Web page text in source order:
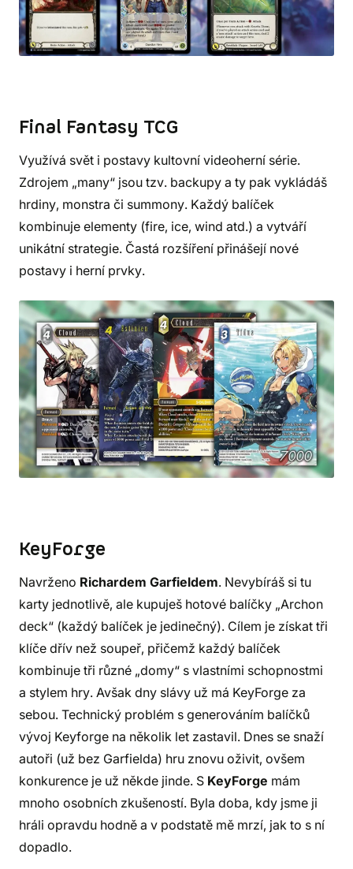
Final Fantasy TCG
Využívá svět i postavy kultovní videoherní série.
Zdrojem „many“ jsou tzv. backupy a ty pak vykládáš
hrdiny, monstra či summony. Každý balíček
kombinuje elementy (fire, ice, wind atd.) a vytváří
unikátní strategie. Častá rozšíření přinášejí nové
postavy i herní prvky.
KeyForge
Navrženo Richardem Garfieldem. Nevybíráš si tu
karty jednotlivě, ale kupuješ hotové balíčky „Archon
deck“ (každý balíček je jedinečný). Cílem je získat tři
klíče dřív než soupeř, přičemž každý balíček
kombinuje tři různé „domy“ s vlastními schopnostmi
a stylem hry. Avšak dny slávy už má KeyForge za
sebou. Technický problém s generováním balíčků
vývoj Keyforge na několik let zastavil. Dnes se snaží
autoři (už bez Garfielda) hru znovu oživit, ovšem
konkurence je už někde jinde. S KeyForge mám
mnoho osobních zkušeností. Byla doba, kdy jsme ji
hráli opravdu hodně a v podstatě mě mrzí, jak to s ní
dopadlo.